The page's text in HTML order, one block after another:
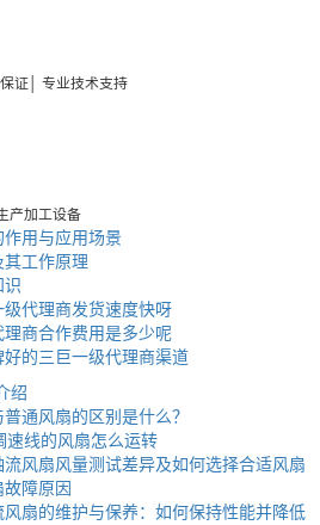
证│ 专业技术支持
产加工设备
用与应用场景
工作原理
代理商发货速度快呀
商合作费用是多少呢
的三巨一级代理商渠道
绍
通风扇的区别是什么？
速线的风扇怎么运转
风扇风量测试差异及如何选择合适风扇
障原因
扇的维护与保养：如何保持性能并降低